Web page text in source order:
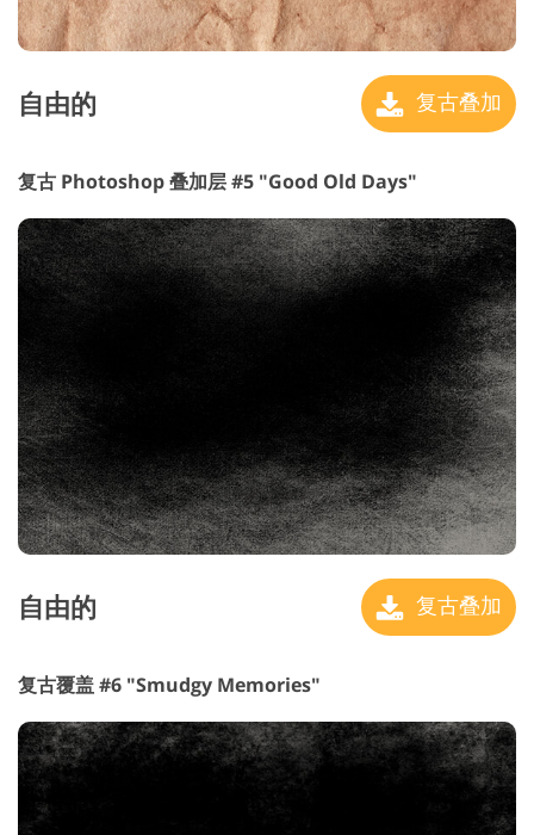
自由的 复古叠加
复古 Photoshop 叠加层 #5 "Good Old Days"
自由的 复古叠加
复古覆盖 #6 "Smudgy Memories"